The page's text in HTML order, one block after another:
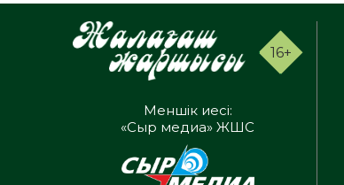
16+
Меншік иесі:
«Сыр медиа» ЖШС